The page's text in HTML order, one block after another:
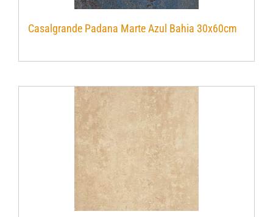
Casalgrande Padana Marte Azul Bahia 30x60cm